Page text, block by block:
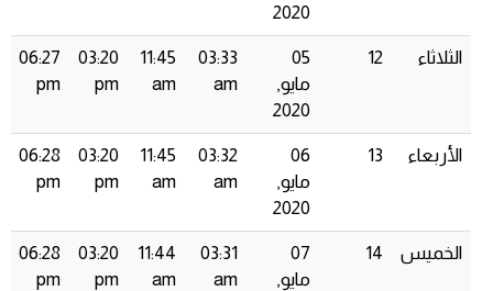
2020
الثلاثاء 12
05
مايو,
2020
03:33
am
11:45
am
03:20
pm
06:27
pm
الأربعاء 13
06
مايو,
2020
03:32
am
11:45
am
03:20
pm
06:28
pm
الخميس 14
07
مايو,
03:31
am
11:44
am
03:20
pm
06:28
pm